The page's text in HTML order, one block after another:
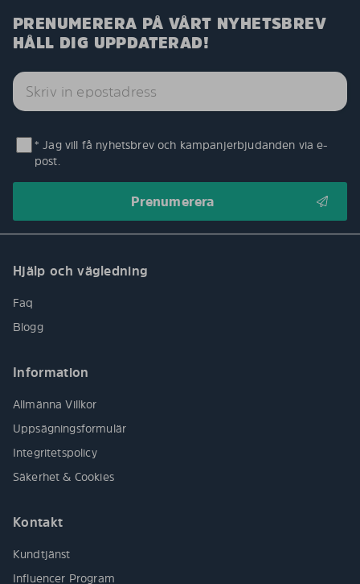
PRENUMERERA PÅ VÅRT NYHETSBREV
HÅLL DIG UPPDATERAD!
* Jag vill få nyhetsbrev och kampanjerbjudanden via e-
post.
Hjälp och vägledning
Faq
Blogg
Information
Allmänna Villkor
Uppsägningsformulär
Integritetspolicy
Säkerhet & Cookies
Kontakt
Kundtjänst
Influencer Program